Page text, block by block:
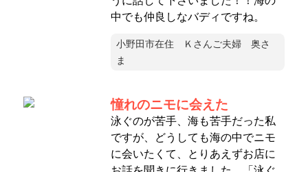
中でも仲良しなバディですね。
小野田市在住 Ｋさんご夫婦 奥さ
ま
憧れのニモに会えた
泳ぐのが苦手、海も苦手だった私
ですが、どうしても海の中でニモ
に会いたくて、とりあえずお店に